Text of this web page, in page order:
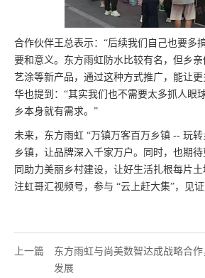
合作伙伴王总表示：“后续我们自己也要多
要和意义。东方雨虹防水比较有名，但乡
艺涂等新产品，通过这种方式推广，能让
华也提到：“其实我们也不需要太多抓人眼
乡本身就有需求。”
未来，东方雨虹 “万镇万客百万乡镇 -- 玩
乡镇，让品牌深入千家万户。同时，也期
同助力美丽乡村建设，让好生活扎根每片
注虹哥汇视频号，参与 “云上赶大集”，见
上一篇
东方雨虹与尚美数智达成战略合
发展